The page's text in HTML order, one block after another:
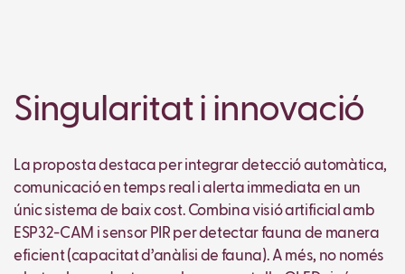
Singularitat i innovació
La proposta destaca per integrar detecció automàtica,
comunicació en temps real i alerta immediata en un
únic sistema de baix cost. Combina visió artificial amb
ESP32-CAM i sensor PIR per detectar fauna de manera
eficient (capacitat d’anàlisi de fauna). A més, no només